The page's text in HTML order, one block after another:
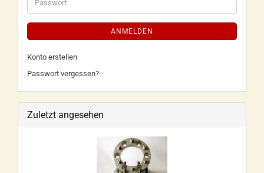
ANMELDEN
Konto erstellen
Passwort vergessen?
Zuletzt angesehen